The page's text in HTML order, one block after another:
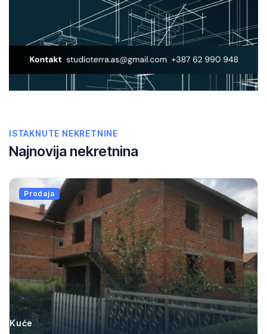
ISTAKNUTE NEKRETNINE
Najnovija nekretnina
Prodaja
Kuće